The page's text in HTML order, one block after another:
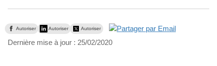
Autoriser Autoriser Autoriser
Dernière mise à jour : 25/02/2020